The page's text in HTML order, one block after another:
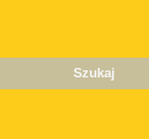
Szukaj